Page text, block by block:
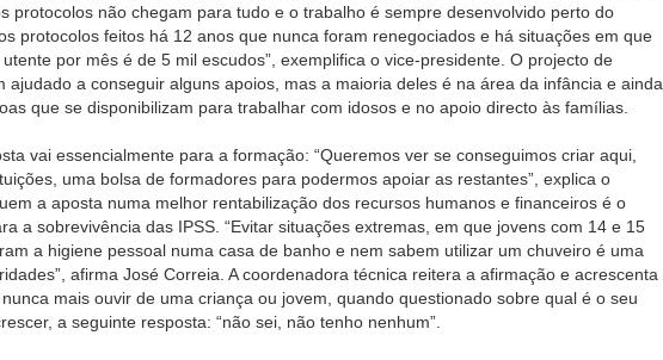
protocolos não chegam para tudo e o trabalho é sempre desenvolvido perto do
protocolos feitos há 12 anos que nunca foram renegociados e há situações em que
por mês é de 5 mil escudos”, exemplifica o vice-presidente. O projecto de
ajudado a conseguir alguns apoios, mas a maioria deles é na área da infância e ainda
que se disponibilizam para trabalhar com idosos e no apoio directo às famílias.
vai essencialmente para a formação: “Queremos ver se conseguimos criar aqui,
uma bolsa de formadores para podermos apoiar as restantes”, explica o
a aposta numa melhor rentabilização dos recursos humanos e financeiros é o
a sobrevivência das IPSS. “Evitar situações extremas, em que jovens com 14 e 15
a higiene pessoal numa casa de banho e nem sabem utilizar um chuveiro é uma
afirma José Correia. A coordenadora técnica reitera a afirmação e acrescenta
mais ouvir de uma criança ou jovem, quando questionado sobre qual é o seu
a seguinte resposta: “não sei, não tenho nenhum”.